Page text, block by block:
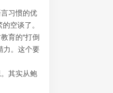
习惯的优
空谈了。
育的“打倒
力。这个要
其实从鲍